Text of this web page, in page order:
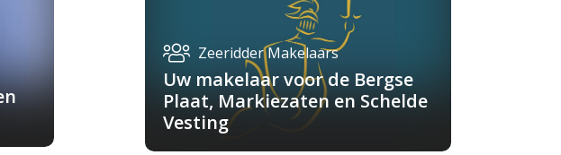
Zeeridder Makelaars
Uw makelaar voor de Bergse
Plaat, Markiezaten en Schelde
Vesting